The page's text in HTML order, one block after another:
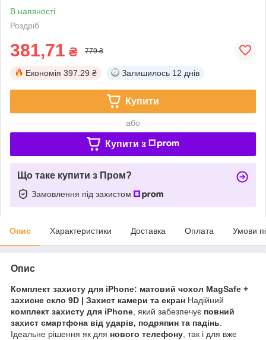
В наявності
Роздріб
381,71 ₴ 779 ₴
Економія 397.29 ₴ Залишилось 12 днів
Купити
або
Купити з
Що таке купити з Пром?
Замовлення під захистом
Опис Характеристики Доставка Оплата Умови
Опис
Комплект захисту для iPhone: матовий чохол MagSafe +
захисне скло 9D | Захист камери та екран Надійний
комплект захисту для iPhone , який забезпечує повний
захист смартфона від ударів, подряпин та падінь
Ідеальне рішення як для нового телефону , так і для вже